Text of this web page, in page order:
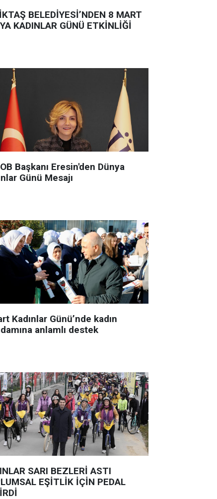
BELEDİYESİ’NDEN 8 MART
KADINLAR GÜNÜ ETKİNLİĞİ
Başkanı Eresin'den Dünya
Günü Mesajı
Kadınlar Günü’nde kadın
anlamlı destek
SARI BEZLERİ ASTI
EŞİTLİK İÇİN PEDAL